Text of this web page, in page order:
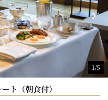
1/5
ト（朝食付）